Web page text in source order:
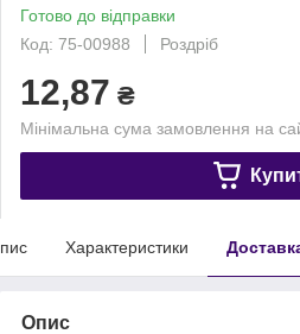
Готово до відправки
Код: 75-00988
Роздріб
12,87 ₴
Мінімальна сума замовлення на
Характеристики
Опис